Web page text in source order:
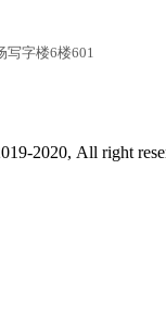
写字楼6楼601
2020, All right